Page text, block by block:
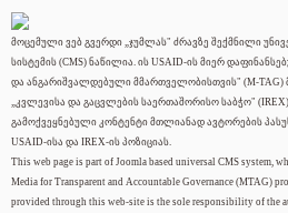
მოცემული ვებ გვერდი „ჯუმლას" ძრავზე შექმნილი
სისტემის (CMS) ნაწილია. ის USAID-ის მიერ
და ანგარიშვალდებული მმართველობისთვის" (M-TAG)
„კვლევისა და გაცვლების საერთაშორისო საბჭო"
გამოქვეყნებული კონტენტი მთლიანად ავტორების
USAID-ისა და IREX-ის პოზიციას.
This web page is part of Joomla based universal CMS system,
Media for Transparent and Accountable Governance (MTAG)
provided through this web-site is the sole responsibility of the